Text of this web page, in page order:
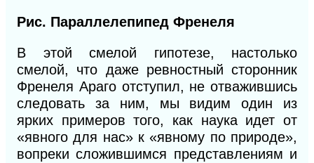
Рис. Параллелепипед Френеля
В этой смелой гипотезе, настолько
смелой, что даже ревностный сторонник
Френеля Араго отступил, не отважившись
следовать за ним, мы видим один из
ярких примеров того, как наука идет от
«явного для нас» к «явному по природе»,
вопреки сложившимся представлениям и